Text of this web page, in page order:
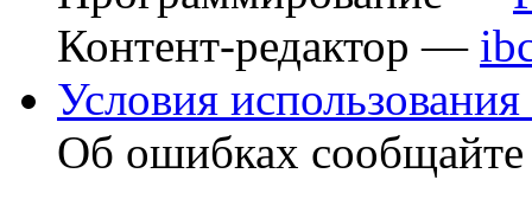
Контент-редактор —
Условия использования
Об ошибках